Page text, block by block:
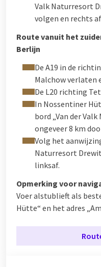
Valk Naturresort
volgen en rechts
Route vanuit het
Berlijn
De A19 in de
Malchow verlaten
De L20 richting
In Nossentiner
bord „Van der
ongeveer 8 km
Volg het
Naturresort
linksaf.
Opmerking voor
Voer alstublieft als
Hütte“ en het adres